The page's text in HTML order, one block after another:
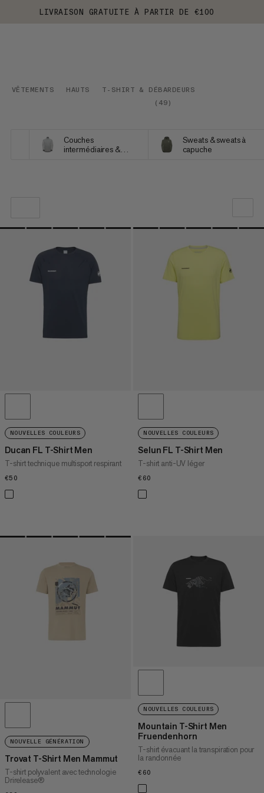
LIVRAISON GRATUITE À PARTIR DE €100
VÊTEMENTS HAUTS
T-SHIRT & DÉBARDEURS
( 49)
Couches
intermédiaires &
Sweats & sweats à
capuche
NOTRE SELECTION
PRIX CROISSANT
PRIX DÉCROISSANT
NOUVELLES COULEURS
Ducan FL T-Shirt Men
T-shirt technique multisport respirant
€50
NOUVELLES COULEURS
Selun FL T-Shirt Men
T-shirt anti-UV léger
€60
NOUVELLE GÉNÉRATION
Trovat T-Shirt Men Mammut
T-shirt polyvalent avec technologie
Drirelease®
NOUVELLES COULEURS
Mountain T-Shirt Men
Fruendenhorn
T-shirt évacuant la transpiration pour
la randonnée
€60